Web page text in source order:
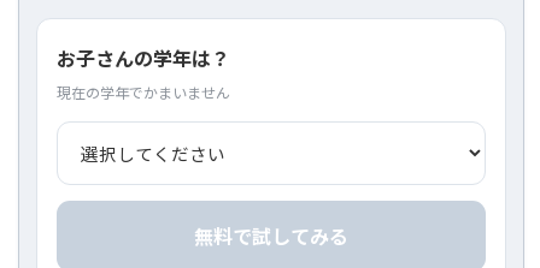
お子さんの学年は？
現在の学年でかまいません
無料で試してみる